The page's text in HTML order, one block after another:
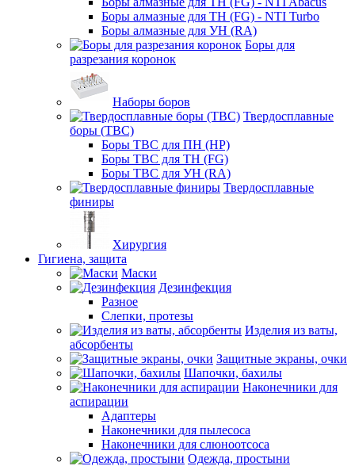
Боры алмазные для ТН (FG) - NTI Turbo
Боры алмазные для УН (RA)
Боры для
разрезания коронок
Наборы боров
Твердосплавные
боры (ТВС)
Боры ТВС для ПН (HP)
Боры ТВС для ТН (FG)
Боры ТВС для УН (RA)
Твердосплавные
финиры
Хирургия
Гигиена, защита
Маски
Дезинфекция
Разное
Слепки, протезы
Изделия из ваты,
абсорбенты
Защитные экраны, очки
Шапочки, бахилы
Наконечники для
аспирации
Адаптеры
Наконечники для пылесоса
Наконечники для слюноотсоса
Одежда, простыни